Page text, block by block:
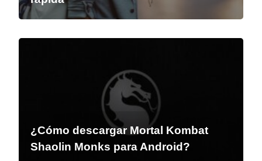
¿Cómo descargar Mortal Kombat
Shaolin Monks para Android?